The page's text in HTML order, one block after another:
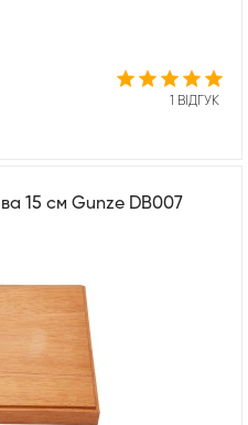
1 ВІДГУК
15 см Gunze DB007